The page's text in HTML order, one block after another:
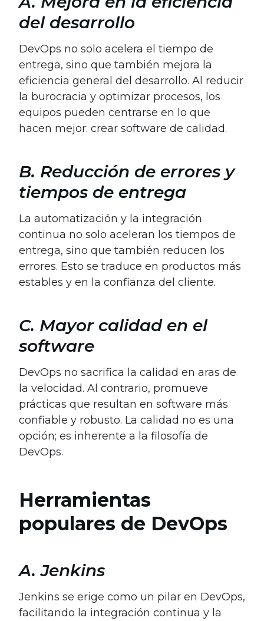
del desarrollo
DevOps no solo acelera el tiempo de
entrega, sino que también mejora la
eficiencia general del desarrollo. Al reducir
la burocracia y optimizar procesos, los
equipos pueden centrarse en lo que
hacen mejor: crear software de calidad.
B. Reducción de errores y
tiempos de entrega
La automatización y la integración
continua no solo aceleran los tiempos de
entrega, sino que también reducen los
errores. Esto se traduce en productos más
estables y en la confianza del cliente.
C. Mayor calidad en el
software
DevOps no sacrifica la calidad en aras de
la velocidad. Al contrario, promueve
prácticas que resultan en software más
confiable y robusto. La calidad no es una
opción; es inherente a la filosofía de
DevOps.
Herramientas
populares de DevOps
A. Jenkins
Jenkins se erige como un pilar en DevOps,
facilitando la integración continua y la